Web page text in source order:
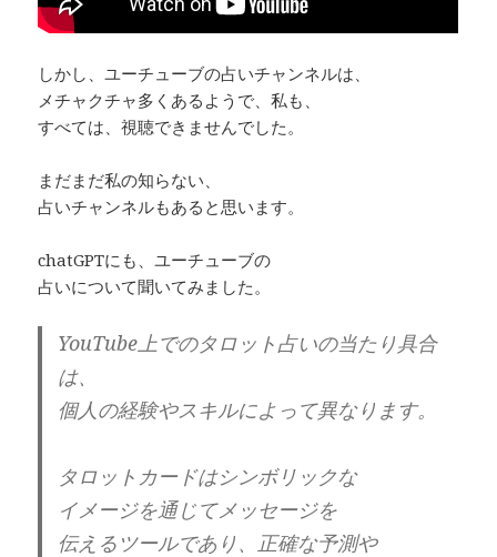
しかし、ユーチューブの占いチャンネルは、
メチャクチャ多くあるようで、私も、
すべては、視聴できませんでした。
まだまだ私の知らない、
占いチャンネルもあると思います。
chatGPTにも、ユーチューブの
占いについて聞いてみました。
YouTube上でのタロット占いの当たり具合
は、
個人の経験やスキルによって異なります。
タロットカードはシンボリックな
イメージを通じてメッセージを
伝えるツールであり、正確な予測や